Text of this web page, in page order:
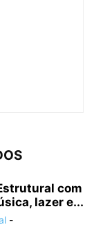
com
lazer e...
-